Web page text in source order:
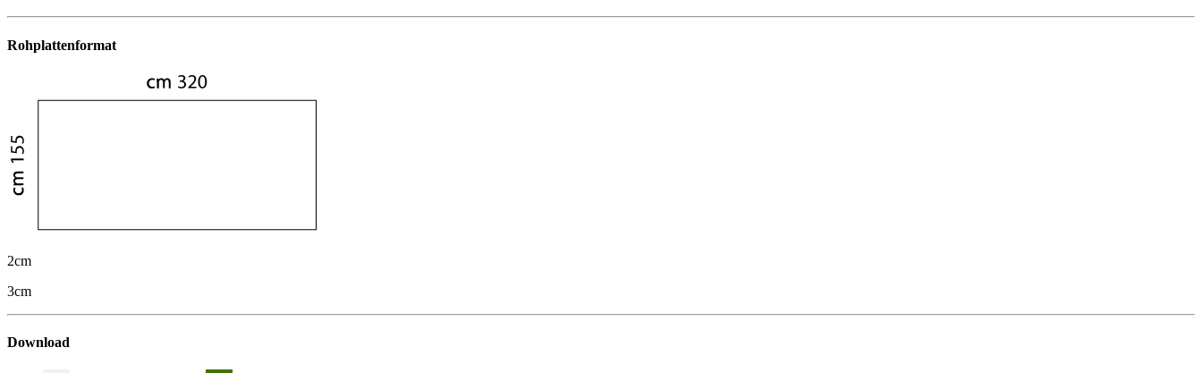
Rohplattenformat
2cm
3cm
Download